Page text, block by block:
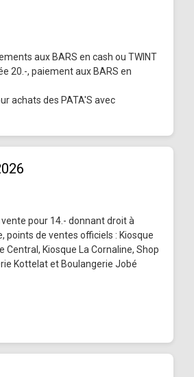
aux BARS en cash ou TWINT
20.-, paiement aux BARS en
achats des PATA'S avec
vente pour 14.- donnant droit à
points de ventes officiels : Kiosque
Central, Kiosque La Cornaline, Shop
Kottelat et Boulangerie Jobé